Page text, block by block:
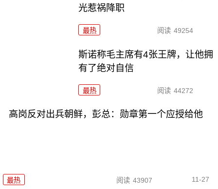
光惹祸降职
最热 阅读 49254
斯诺称毛主席有4张王牌，让他拥
有了绝对自信
最热 阅读 44272
高岗反对出兵朝鲜，彭总：勋章第一个应授给他
最热 阅读 43907 11-27